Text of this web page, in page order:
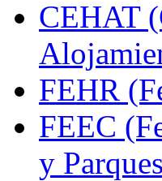
CEHAT
FEHR
FEEC
y